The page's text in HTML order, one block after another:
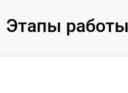
Этапы работы